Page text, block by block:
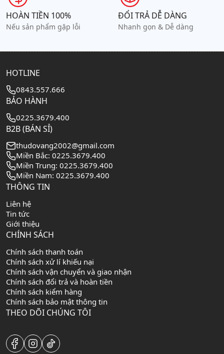
HOÀN TIỀN 100%
Nếu sản phẩm gặp lỗi
ĐỔI TRẢ DỄ DÀNG
Nhanh gọn & Dễ dàng
HOTLINE
0843.557.666
BẢO HÀNH
0225.3679.400
B2B (BÁN SỈ)
thudovang2002@gmail.com
Miền Bắc: 0225.3679.400
Miền Trung: 0225.3679.400
Miền Nam: 0225.3679.400
THÔNG TIN
Liên hệ
Tin tức
Giới thiệu
CHÍNH SÁCH
Chính sách thanh toán
Chính sách xử lí khiếu nại
Chính sách vận chuyển và giao nhận
Chính sách đổi trả và hoàn tiền
Chính sách kiểm hàng
Chính sách bảo mật thông tin
THEO DÕI CHÚNG TÔI